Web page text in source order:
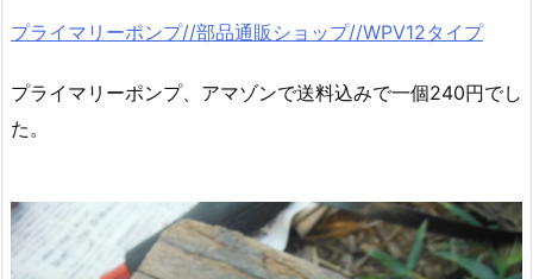
プライマリーポンプ//部品通販ショップ//WPV12タイプ
プライマリーポンプ、アマゾンで送料込みで一個240円でし
た。